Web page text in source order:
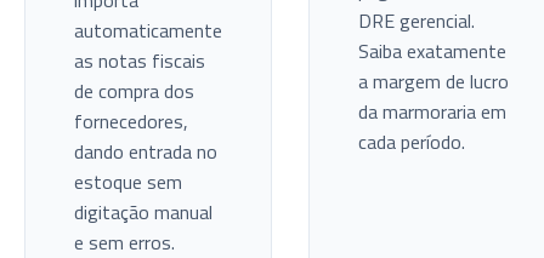
automaticamente
as notas fiscais
de compra dos
fornecedores,
dando entrada no
estoque sem
digitação manual
e sem erros.
DRE gerencial.
Saiba exatamente
a margem de lucro
da marmoraria em
cada período.